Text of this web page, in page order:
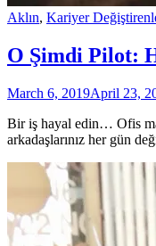
Aklın, Kariyer
O Şimdi Pilot:
March 6, 2019April 23,
Bir iş hayal edin… Ofis
arkadaşlarınız her gün